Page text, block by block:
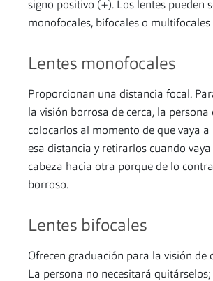
signo positivo (+). Los lentes pueden
monofocales, bifocales o multifocales
Lentes monofocales
Proporcionan una distancia focal.
la visión borrosa de cerca, la persona
colocarlos al momento de que vaya a
esa distancia y retirarlos cuando
cabeza hacia otra porque de lo
borroso.
Lentes bifocales
Ofrecen graduación para la visión de
La persona no necesitará